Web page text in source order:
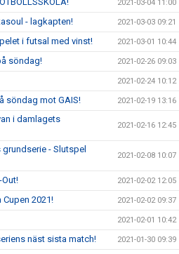
2021-03-04 11:00
- lagkapten! 2021-03-03 09:21
i futsal med vinst! 2021-03-01 10:44
söndag! 2021-02-26 09:03
2021-02-24 10:12
söndag mot GAIS! 2021-02-19 13:16
i damlagets
2021-02-16 12:45
- Slutspel
2021-02-08 10:07
2021-02-02 12:05
Cupen 2021! 2021-02-02 09:37
2021-02-01 10:42
näst sista match! 2021-01-30 09:39